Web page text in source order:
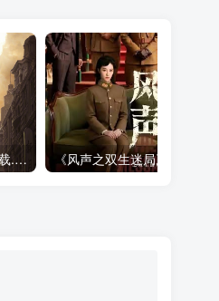
《九门》百度云网盘夸克下载.阿里云盘.中字.(2026)